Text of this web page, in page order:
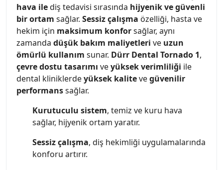
hava ilediş tedavisi sırasında hijyenik ve güvenli
bir ortam sağlar. Sessiz çalışma özelliği, hasta ve
hekim için maksimum konforsağlar, aynı
zamanda düşük bakım maliyetleri ve uzun
ömürlü kullanım sunar. Dürr Dental Tornado 1,
çevre dostu tasarımı veyüksek verimliliği ile
dental kliniklerdeyüksek kalitevegüvenilir
performanssağlar.
Kurutuculu sistem, temiz ve kuru hava
sağlar, hijyenik ortam yaratır.
Sessiz çalışma, diş hekimliği uygulamalarında
konforu artırır.